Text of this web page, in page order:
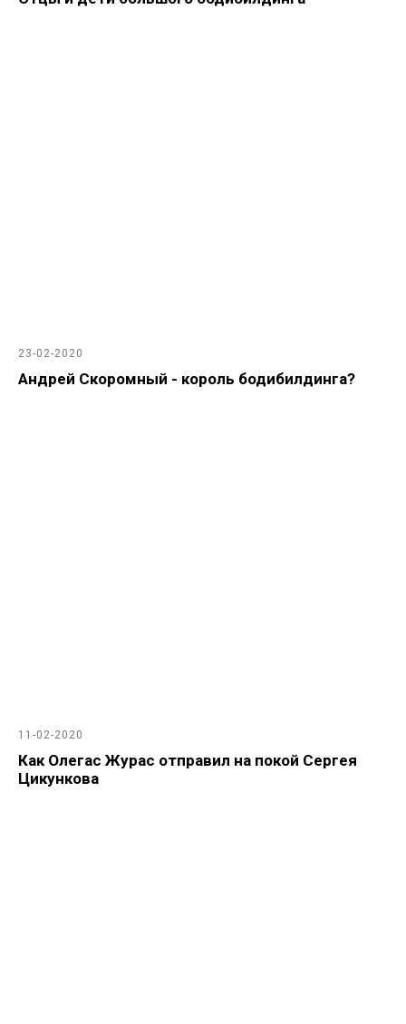
23-02-2020
Андрей Скоромный - король бодибилдинга?
11-02-2020
Как Олегас Журас отправил на покой Сергея
Цикункова